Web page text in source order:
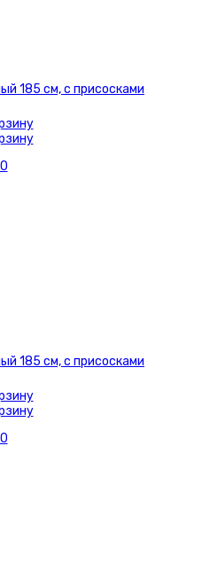
185 см, с присосками
0
185 см, с присосками
0